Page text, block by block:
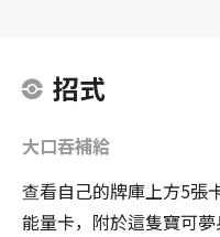
招式
大口吞補給
查看自己的牌庫上方5張
能量卡，附於這隻寶可